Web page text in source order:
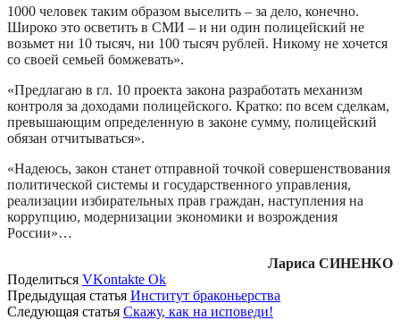
1000 человек таким образом выселить – за дело, конечно.
Широко это осветить в СМИ – и ни один полицейский не
возьмет ни 10 тысяч, ни 100 тысяч рублей. Никому не хочется
со своей семьей бомжевать».
«Предлагаю в гл. 10 проекта закона разработать механизм
контроля за доходами полицейского. Кратко: по всем сделкам,
превышающим определенную в законе сумму, полицейский
обязан отчитываться».
«Надеюсь, закон станет отправной точкой совершенствования
политической системы и государственного управления,
реализации избирательных прав граждан, наступления на
коррупцию, модернизации экономики и возрождения
России»…
Лариса СИНЕНКО
Поделиться VKontakte Ok
Предыдущая статья Институт браконьерства
Следующая статья Скажу, как на исповеди!